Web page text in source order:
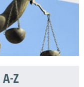
Z